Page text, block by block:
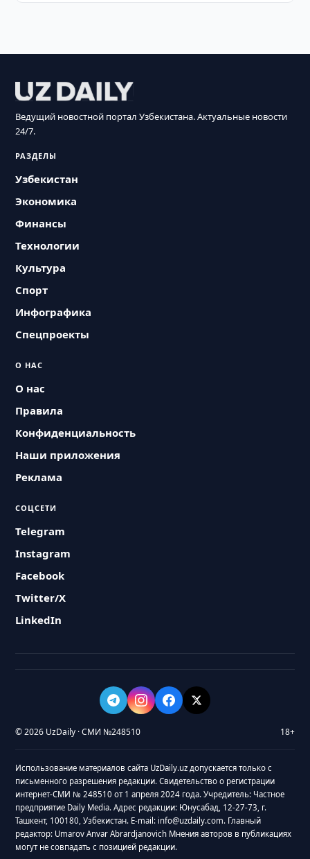
Ведущий новостной портал Узбекистана. Актуальные новости
24/7.
РАЗДЕЛЫ
Узбекистан
Экономика
Финансы
Технологии
Культура
Спорт
Инфографика
Спецпроекты
О НАС
О нас
Правила
Конфиденциальность
Наши приложения
Реклама
СОЦСЕТИ
Telegram
Instagram
Facebook
Twitter/X
LinkedIn
© 2026 UzDaily · СМИ №248510 18+
Использование материалов сайта UzDaily.uz допускается только с
письменного разрешения редакции. Свидетельство о регистрации
интернет-СМИ № 248510 от 1 апреля 2024 года. Учредитель: Частное
предприятие Daily Media. Адрес редакции: Юнусабад, 12-27-73, г.
Ташкент, 100180, Узбекистан. E-mail: info@uzdaily.com. Главный
редактор: Umarov Anvar Abrardjanovich Мнения авторов в публикациях
могут не совпадать с позицией редакции.